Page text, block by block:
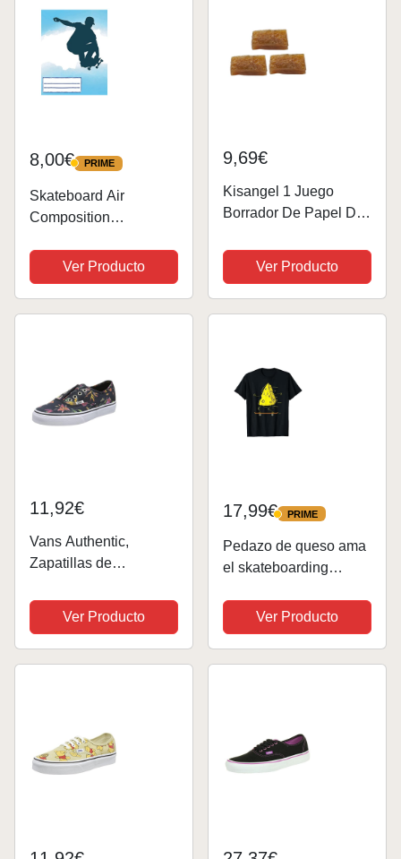
8,00€ PRIME
PRIME
Skateboard Air
Composition
Skateboarding Design
College Ruled Lined
Pages Book for fans
Ver Producto
9,69€
Kisangel 1 Juego
Borrador De Papel De
Limpieza Abrasivos
Patineta Scooter
Borrador De Limpieza
Ver Producto
11,92€
Vans Authentic,
Zapatillas de
Negro (Black Bloom -
Black/True White), 35
EU (UK 3)
Ver Producto
17,99€ PRIME
PRIME
Pedazo de queso ama
el skateboarding
Ver Producto